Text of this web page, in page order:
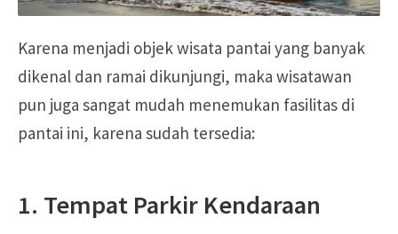
Karena menjadi objek wisata pantai yang banyak
dikenal dan ramai dikunjungi, maka wisatawan
pun juga sangat mudah menemukan fasilitas di
pantai ini, karena sudah tersedia:
1. Tempat Parkir Kendaraan